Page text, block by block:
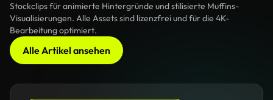
Stockclips für animierte Hintergründe und stilisierte Muffins-
Visualisierungen. Alle Assets sind lizenzfrei und für die 4K-
Bearbeitung optimiert.
Alle Artikel ansehen